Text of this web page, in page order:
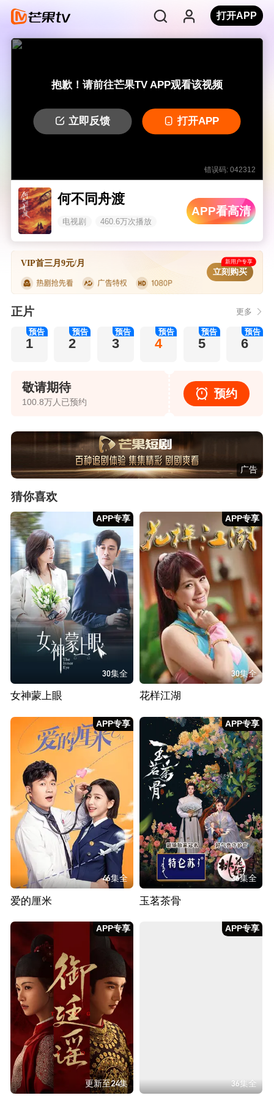
打开APP
抱歉！请前往芒果TV APP观看该视频
立即反馈 打开APP
错误码: 042312
何不同舟渡
电视剧 460.6万次播放
APP看高清
VIP首三月9元/月 新用户专享
立刻购买
正片 更多
1
预告
2
预告
3
预告
4
预告
5
预告
6
预告
敬请期待
100.8万人已预约
预约
广告
猜你喜欢
APP专享
30集全
女神蒙上眼
APP专享
30集全
花样江湖
APP专享
46集全
爱的厘米
APP专享
36集全
玉茗茶骨
APP专享
更新至24集
APP专享
36集全